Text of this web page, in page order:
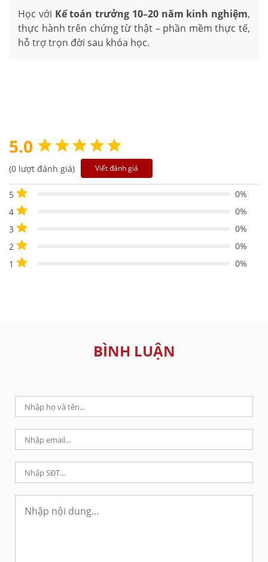
Học với Kế toán trưởng 10–20 năm kinh nghiệm,
thực hành trên chứng từ thật – phần mềm thực tế,
hỗ trợ trọn đời sau khóa học.
5.0
(0 lượt đánh giá) Viết đánh giá
5
0%
4
0%
3
0%
2
0%
1
0%
BÌNH LUẬN